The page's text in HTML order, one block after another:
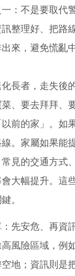
：不是要取代
整理好、把路
來，避免慌亂
長者，走失後
、要去拜拜、
前的家」。如
。家屬如果能
見的交通方式
大幅提升。這
。
先安危、再資
風險區域，例
地；資訊則是